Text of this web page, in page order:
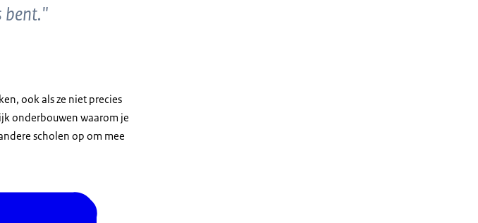
bent."
ook als ze niet precies
onderbouwen waarom je
scholen op om mee